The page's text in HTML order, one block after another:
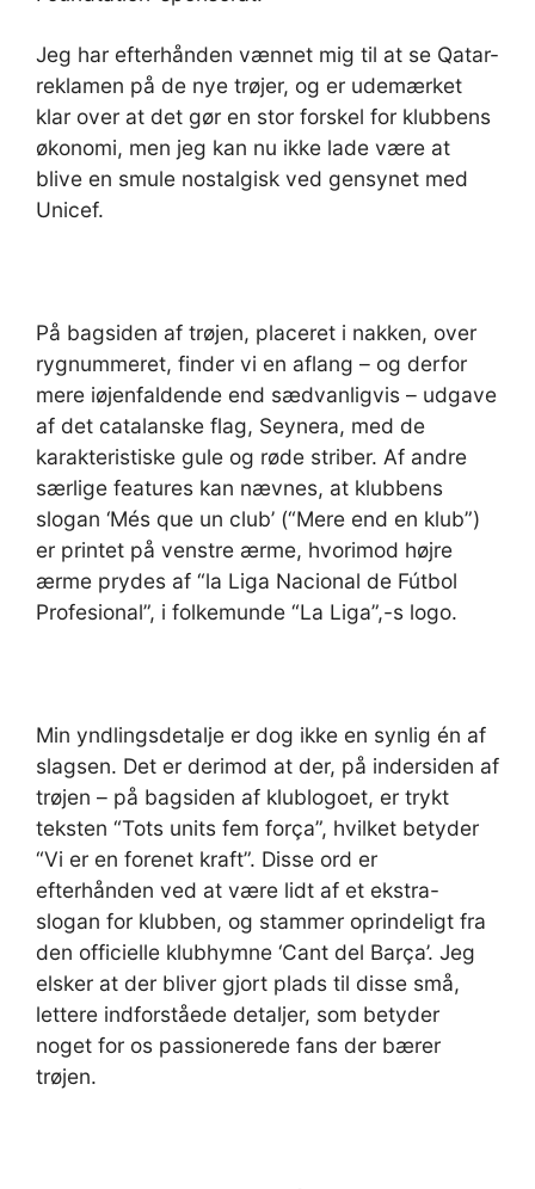
Jeg har efterhånden vænnet mig til at se Qatar-
reklamen på de nye trøjer, og er udemærket
klar over at det gør en stor forskel for klubbens
økonomi, men jeg kan nu ikke lade være at
blive en smule nostalgisk ved gensynet med
Unicef.
På bagsiden af trøjen, placeret i nakken, over
rygnummeret, finder vi en aflang – og derfor
mere iøjenfaldende end sædvanligvis – udgave
af det catalanske flag, Seynera, med de
karakteristiske gule og røde striber. Af andre
særlige features kan nævnes, at klubbens
slogan ‘Més que un club’ (“Mere end en klub”)
er printet på venstre ærme, hvorimod højre
ærme prydes af “la Liga Nacional de Fútbol
Profesional”, i folkemunde “La Liga”,-s logo.
Min yndlingsdetalje er dog ikke en synlig én af
slagsen. Det er derimod at der, på indersiden af
trøjen – på bagsiden af klublogoet, er trykt
teksten “Tots units fem força”, hvilket betyder
“Vi er en forenet kraft”. Disse ord er
efterhånden ved at være lidt af et ekstra-
slogan for klubben, og stammer oprindeligt fra
den officielle klubhymne ‘Cant del Barça’. Jeg
elsker at der bliver gjort plads til disse små,
lettere indforståede detaljer, som betyder
noget for os passionerede fans der bærer
trøjen.